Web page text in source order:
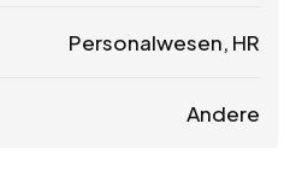
Personalwesen, HR
Andere